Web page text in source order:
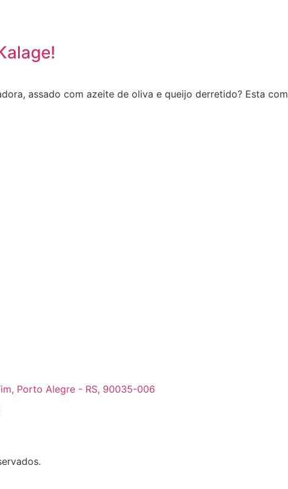
assado com azeite de oliva e queijo derretido? Esta
Porto Alegre - RS, 90035-006